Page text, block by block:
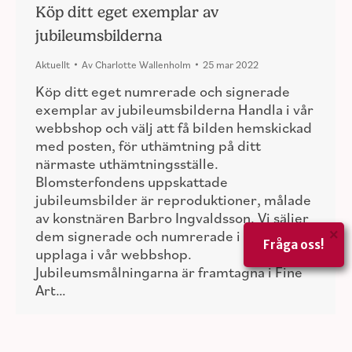
Köp ditt eget exemplar av
jubileumsbilderna
Aktuellt AvCharlotte Wallenholm 25 mar 2022
Köp ditt eget numrerade och signerade
exemplar av jubileumsbilderna Handla i vår
webbshop och välj att få bilden hemskickad
med posten, för uthämtning på ditt
närmaste uthämtningsställe.
Blomsterfondens uppskattade
jubileumsbilder är reproduktioner, målade
av konstnären Barbro Ingvaldsson. Vi säljer
dem signerade och numrerade i begränsad
upplaga i vår webbshop.
Jubileumsmålningarna är framtagna i Fine
Art…
Fråga oss!
×